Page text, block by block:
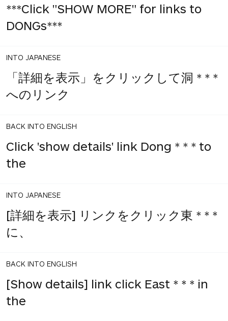
***Click "SHOW MORE" for links to
DONGs***
INTO JAPANESE
「詳細を表示」をクリックして洞 * * *
へのリンク
BACK INTO ENGLISH
Click 'show details' link Dong * * * to
the
INTO JAPANESE
[詳細を表示] リンクをクリック東 * * *
に、
BACK INTO ENGLISH
[Show details] link click East * * * in
the